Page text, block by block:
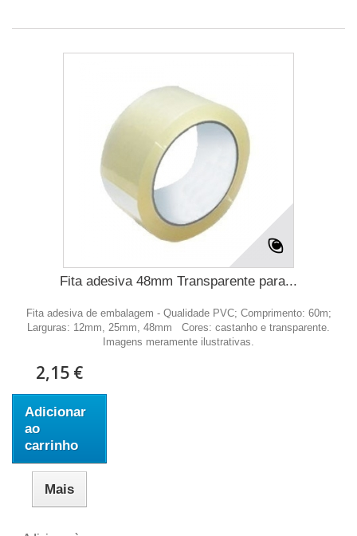
Fita adesiva 48mm Transparente para...
Fita adesiva de embalagem - Qualidade PVC; Comprimento: 60m;
Larguras: 12mm, 25mm, 48mm Cores: castanho e transparente.
Imagens meramente ilustrativas.
2,15 €
Adicionar
ao
carrinho
Mais